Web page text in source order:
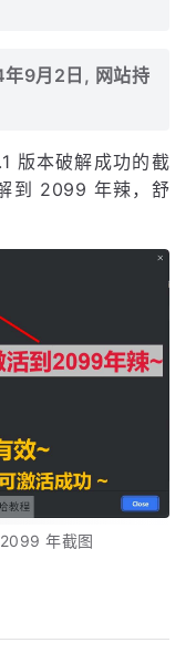
9月2日, 网站持
版本破解成功的截
到 2099 年辣，舒
年截图